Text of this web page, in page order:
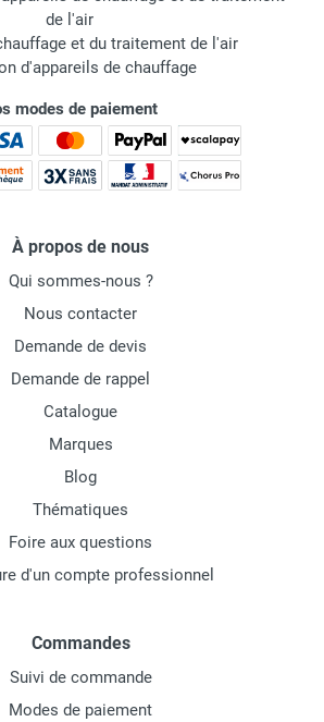
de l'air
et du traitement de l'air
d'appareils de chauffage
modes de paiement
À propos de nous
Qui sommes-nous ?
Nous contacter
Demande de devis
Demande de rappel
Catalogue
Marques
Blog
Thématiques
Foire aux questions
d'un compte professionnel
Commandes
Suivi de commande
Modes de paiement